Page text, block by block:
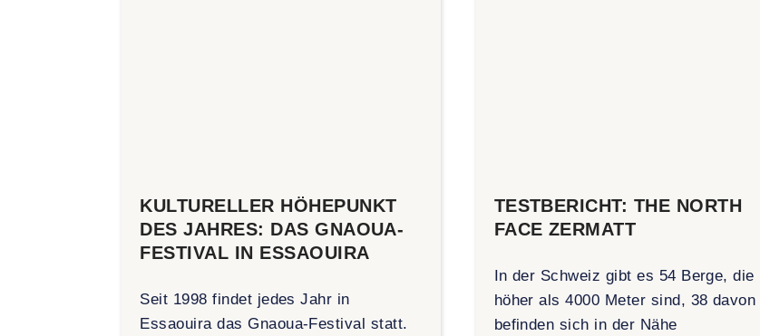
KULTURELLER HÖHEPUNKT
DES JAHRES: DAS GNAOUA-
FESTIVAL IN ESSAOUIRA
Seit 1998 findet jedes Jahr in
Essaouira das Gnaoua-Festival statt.
TESTBERICHT: THE NORTH
FACE ZERMATT
In der Schweiz gibt es 54 Berge, die
höher als 4000 Meter sind, 38 davon
befinden sich in der Nähe